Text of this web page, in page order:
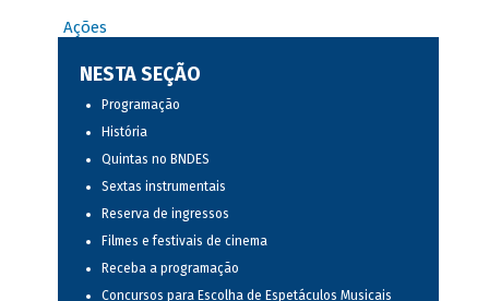
Ações
NESTA SEÇÃO
Programação
História
Quintas no BNDES
Sextas instrumentais
Reserva de ingressos
Filmes e festivais de cinema
Receba a programação
Concursos para Escolha de Espetáculos Musicais